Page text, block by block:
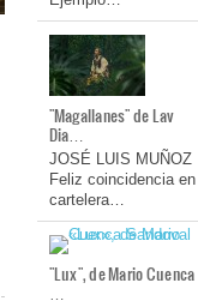
"Magallanes" de Lav
Dia…
JOSÉ LUIS MUÑOZ
Feliz coincidencia en
cartelera…
"Lux", de Mario Cuenca
…